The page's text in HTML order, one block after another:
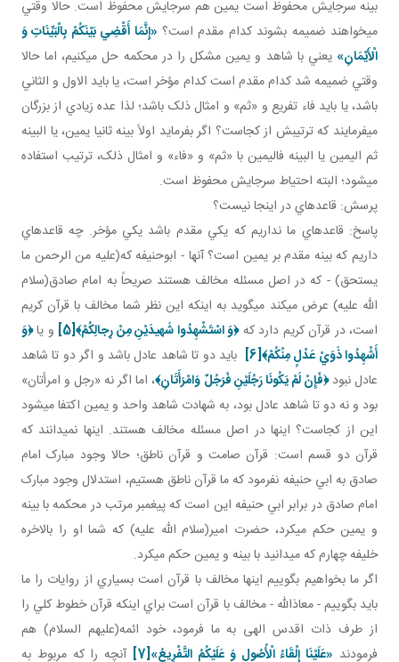
بينه سرجايش محفوظ است يمين هم سرجايش محفوظ است. حالا وقتي
مي خواهند ضميمه بشوند کدام مقدم است؟ «إِنَّمَا أَقْضِي‏ بَيْنَكُمْ بِالْبَيِّنَاتِ وَ
الْأَيْمَانِ» يعني با شاهد و يمين مشکل را در محکمه حل مي کنيم، اما حالا
وقتي ضميمه شد کدام مقدم است کدام مؤخر است، يا بايد الاول و الثاني
باشد، يا بايد فاء تفريع و «ثم» و امثال ذلک باشد؛ لذا عده زيادي از بزرگان
مي فرمايند که ترتيبش از کجاست؟ اگر بفرمايد اولاً بينه ثانيا يمين، يا البينه
ثم اليمين يا البينه فاليمين با «ثم» و «فاء» و امثال ذلک، ترتيب استفاده
مي شود؛ البته احتياط سرجايش محفوظ است.
پرسش: قاعده اي در اينجا نيست؟
پاسخ: قاعده اي ما نداريم که يکي مقدم باشد يکي مؤخر. چه قاعده اي
داريم که بينه مقدم بر يمين است؟ آنها - ابوحنيفه که(عليه من الرحمن ما
يستحق) - که در اصل مسئله مخالف هستند صريحاً به امام صادق(سلام
الله عليه) عرض مي­کند مي گويد به اينکه اين نظر شما مخالف با قرآن کريم
است، در قرآن کريم دارد که﴿وَ اسْتَشْهِدُوا شَهيدَيْنِ مِنْ رِجالِكُمْ﴾[5] و يا﴿وَ
أَشْهِدُوا ذَوَيْ عَدْلٍ مِنْكُمْ﴾[6]
بايد دو تا شاهد عادل باشد و اگر دو تا شاهد
عادل نبود﴿فَإِنْ لَمْ يَكُونَا رَجُلَيْنِ فَرَجُلٌ وَامْرَأَتَانِ﴾، اما اگر نه «رجل و امرأتان»
بود و نه دو تا شاهد عادل بود، به شهادت شاهد واحد و يمين اکتفا می­شود
اين از کجاست؟ اينها در اصل مسئله مخالف هستند. اينها نمي دانند که
قرآن دو قسم است: قرآن صامت و قرآن ناطق؛ حالا وجود مبارک امام
صادق به ابي حنيفه نفرمود که ما قرآن ناطق هستيم، استدلال وجود مبارک
امام صادق در برابر ابي حنيفه اين است که پيغمبر مرتب در محکمه با بينه
و يمين حکم مي کرد، حضرت امير(سلام الله عليه) که شما او را بالاخره
خليفه چهارم که مي دانيد با بينه و يمين حکم مي کرد.
اگر ما بخواهيم بگوييم اينها مخالف با قرآن است بسياري از روايات را ما
بايد بگوييم - معاذالله - مخالف با قرآن است براي اينکه قرآن خطوط کلي را
از طرف ذات اقدس الهی به ما فرمود، خود ائمه(عليهم السلام) هم
فرمودند «عَلَيْنَا إِلْقَاءُ الْأُصُولِ وَ عَلَيْكُمُ التَّفْرِيعُ»[7]
آنچه را که مربوط به